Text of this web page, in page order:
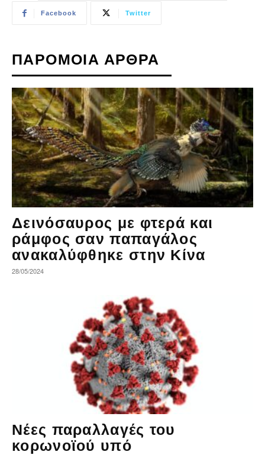
Facebook Twitter
ΠΑΡΟΜΟΙΑ ΑΡΘΡΑ
Δεινόσαυρος με φτερά και
ράμφος σαν παπαγάλος
ανακαλύφθηκε στην Κίνα
28/05/2024
Νέες παραλλαγές του
κορωνοϊού υπό